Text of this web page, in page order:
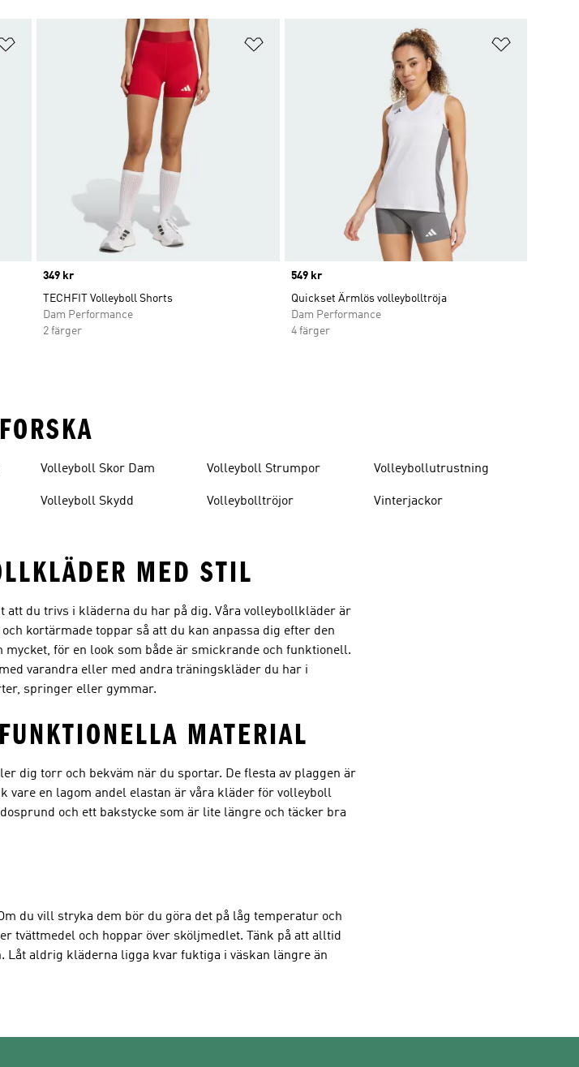
Lägg till på önskelistan Lägg till på önskelistan
Price
349 kr
TECHFIT Volleyboll Shorts
Dam Performance
2 färger
Price
549 kr
Quickset Ärmlös volleybolltröja
Dam Performance
4 färger
Volleyboll Skor Dam
Volleyboll Skydd
Volleyboll Strumpor
Volleybolltröjor
Volleybollutrustning
Vinterjackor
MED STIL
du trivs i kläderna du har på dig. Våra volleybollkläder är
kortärmade toppar så att du kan anpassa dig efter den
för en look som både är smickrande och funktionell.
varandra eller med andra träningskläder du har i
springer eller gymmar.
MATERIAL
dig torr och bekväm när du sportar. De flesta av plaggen är
vare en lagom andel elastan är våra kläder för volleyboll
och ett bakstycke som är lite längre och täcker bra
du vill stryka dem bör du göra det på låg temperatur och
tvättmedel och hoppar över sköljmedlet. Tänk på att alltid
Låt aldrig kläderna ligga kvar fuktiga i väskan längre än